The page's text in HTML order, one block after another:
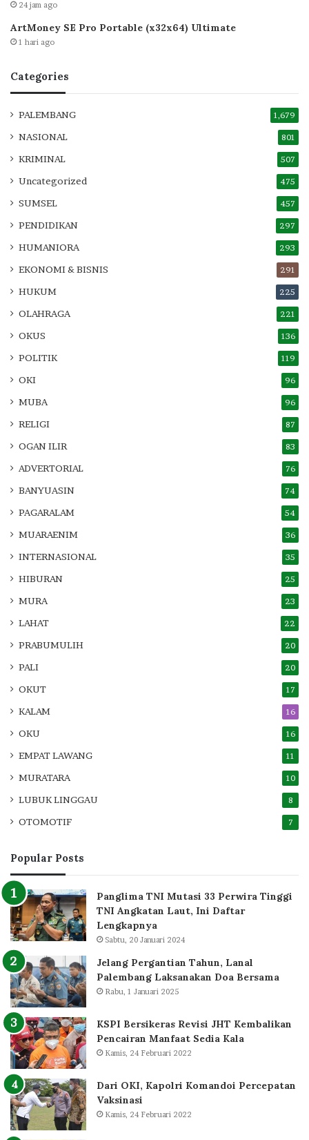
24 jam ago
ArtMoney SE Pro Portable (x32x64) Ultimate
1 hari ago
Categories
PALEMBANG 1,679
NASIONAL 801
KRIMINAL 507
Uncategorized 475
SUMSEL 457
PENDIDIKAN 297
HUMANIORA 293
EKONOMI & BISNIS 291
HUKUM 225
OLAHRAGA 221
OKUS 136
POLITIK 119
OKI 96
MUBA 96
RELIGI 87
OGAN ILIR 83
ADVERTORIAL 76
BANYUASIN 74
PAGARALAM 54
MUARAENIM 36
INTERNASIONAL 35
HIBURAN 25
MURA 23
LAHAT 22
PRABUMULIH 20
PALI 20
OKUT 17
KALAM 16
OKU 16
EMPAT LAWANG 11
MURATARA 10
LUBUK LINGGAU 8
OTOMOTIF 7
Popular Posts
Panglima TNI Mutasi 33 Perwira Tinggi
TNI Angkatan Laut, Ini Daftar
Lengkapnya
Sabtu, 20 Januari 2024
Jelang Pergantian Tahun, Lanal
Palembang Laksanakan Doa Bersama
Rabu, 1 Januari 2025
KSPI Bersikeras Revisi JHT Kembalikan
Pencairan Manfaat Sedia Kala
Kamis, 24 Februari 2022
Dari OKI, Kapolri Komandoi Percepatan
Vaksinasi
Kamis, 24 Februari 2022